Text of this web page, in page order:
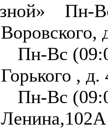
Пн-
Пн-Вс
,
Пн-Вс